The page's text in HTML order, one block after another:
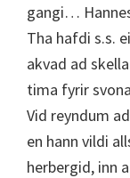
gangi…
Tha hafdi s.s.
akvad ad
tima fyrir
Vid reyndum
en hann vildi
herbergid, inn